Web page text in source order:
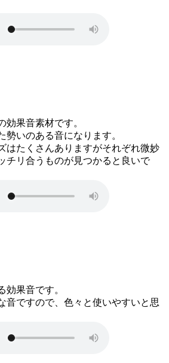
効果音素材です。
勢いのある音になります。
はたくさんありますがそれぞれ微妙
チリ合うものが見つかると良いで
効果音です。
音ですので、色々と使いやすいと思